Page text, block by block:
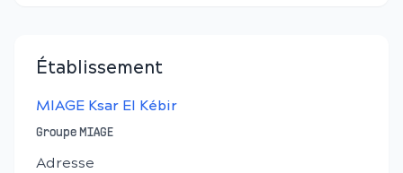
Établissement
MIAGE Ksar El Kébir
Groupe MIAGE
Adresse